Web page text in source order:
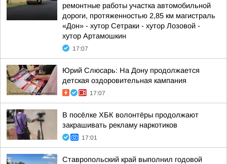
ремонтные работы участка автомобильной
дороги, протяженностью 2,85 км магистраль
«Дон» - хутор Сетраки - хутор Лозовой -
хутор Артамошкин
17:07
Юрий Слюсарь: На Дону продолжается
детская оздоровительная кампания
17:07
В посёлке ХБК волонтёры продолжают
закрашивать рекламу наркотиков
17:01
Ставропольский край выполнил годовой